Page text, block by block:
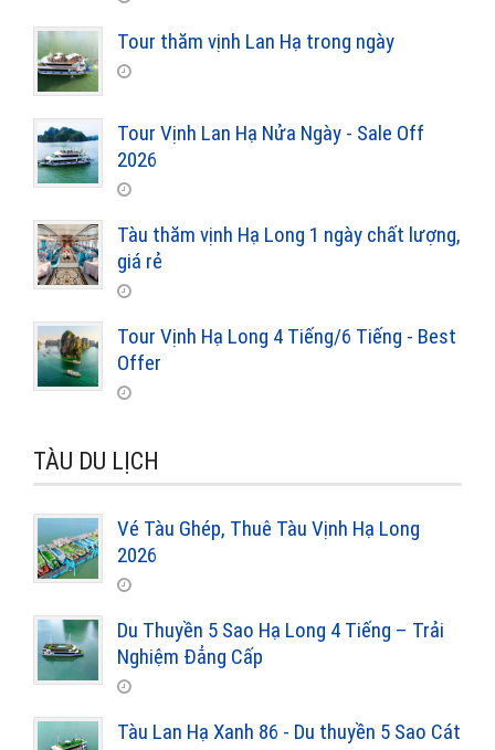
Tour thăm vịnh Lan Hạ trong ngày
Tour Vịnh Lan Hạ Nửa Ngày - Sale Off
2026
Tàu thăm vịnh Hạ Long 1 ngày chất lượng,
giá rẻ
Tour Vịnh Hạ Long 4 Tiếng/6 Tiếng - Best
Offer
TÀU DU LỊCH
Vé Tàu Ghép, Thuê Tàu Vịnh Hạ Long
2026
Du Thuyền 5 Sao Hạ Long 4 Tiếng – Trải
Nghiệm Đẳng Cấp
Tàu Lan Hạ Xanh 86 - Du thuyền 5 Sao Cát